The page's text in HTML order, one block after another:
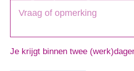
Je krijgt binnen twee